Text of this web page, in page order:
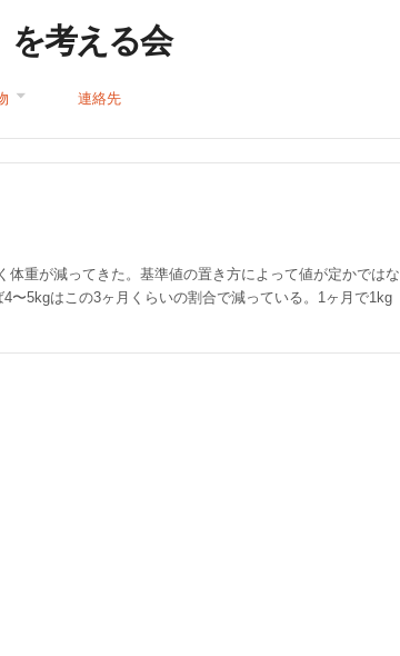
考える会
連絡先
重が減ってきた。基準値の置き方によって値が定かではな
〜5kgはこの3ヶ月くらいの割合で減っている。1ヶ月で1kg